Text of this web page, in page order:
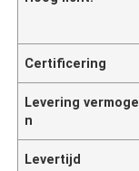
Certificering
Levering vermoge
n
Levertijd